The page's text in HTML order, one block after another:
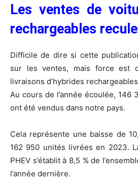
Les ventes de
rechargeables
Difficile de dire si cette
sur les ventes, mais force est
livraisons d’hybrides
Au cours de l’année écoulée, 146
ont été vendus dans notre pays.
Cela représente une baisse de
162 950 unités livrées en 2023.
PHEV s’établit à 8,5 % de
l’année dernière.